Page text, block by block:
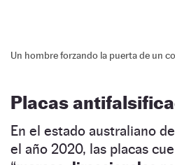
Un hombre forzando la puerta de un
Placas
En el estado australiano de
el año 2020, las placas